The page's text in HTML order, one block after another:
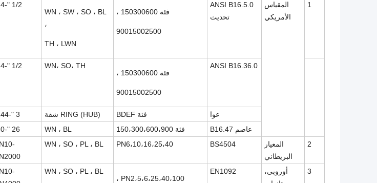
1
المقياس
الأمريكي
ANSI B16.5.0
تحديث
فئة 150300600 ،
90015002500
WN ، SW ، SO ، BL
،
TH ، LWN
1/2 "-24"
ANSI B16.36.0
فئة 150300600 ،
90015002500
WN، SO، TH 1/2 "-24"
عوا فئة BDEF RING (HUB) شفة
3 "-144"
عاصم B16.47
فئة 150،300،600،900 WN ، BL
26 "-60"
2
المعيار
البريطاني
BS4504 PN6،10،16،25،40 WN ، SO ، PL ، BL
3
أوروبى،
EN1092
PN2،5،6،25،40،100 ،
WN ، SO ، PL ، BL